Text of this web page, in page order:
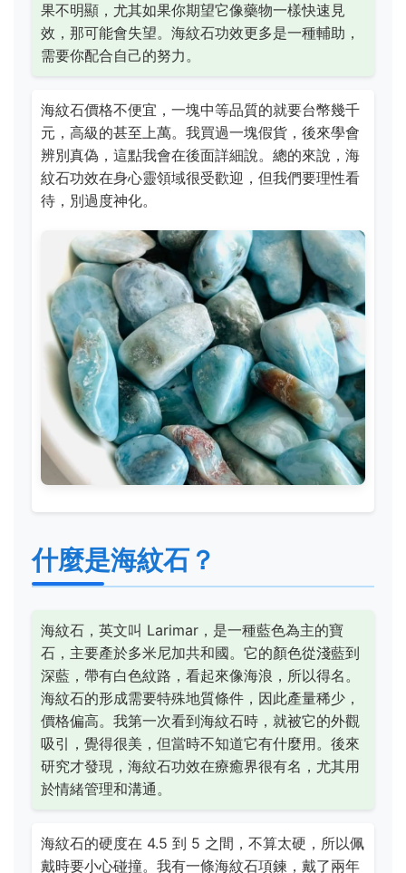
果不明顯，尤其如果你期望它像藥物一樣快速見
效，那可能會失望。海紋石功效更多是一種輔助，
需要你配合自己的努力。
海紋石價格不便宜，一塊中等品質的就要台幣幾千
元，高級的甚至上萬。我買過一塊假貨，後來學會
辨別真偽，這點我會在後面詳細說。總的來說，海
紋石功效在身心靈領域很受歡迎，但我們要理性看
待，別過度神化。
什麼是海紋石？
海紋石，英文叫 Larimar，是一種藍色為主的寶
石，主要產於多米尼加共和國。它的顏色從淺藍到
深藍，帶有白色紋路，看起來像海浪，所以得名。
海紋石的形成需要特殊地質條件，因此產量稀少，
價格偏高。我第一次看到海紋石時，就被它的外觀
吸引，覺得很美，但當時不知道它有什麼用。後來
研究才發現，海紋石功效在療癒界很有名，尤其用
於情緒管理和溝通。
海紋石的硬度在 4.5 到 5 之間，不算太硬，所以佩
戴時要小心碰撞。我有一條海紋石項鍊，戴了兩年